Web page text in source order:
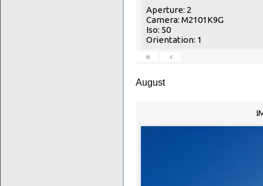
Aperture: 2
Camera: M2101K9G
Iso: 50
Orientation: 1
«
‹
August